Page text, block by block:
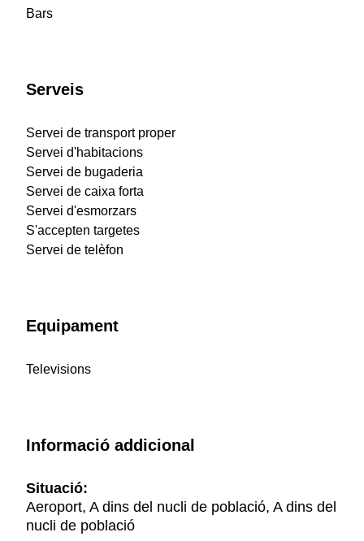
Bars
Serveis
Servei de transport proper
Servei d'habitacions
Servei de bugaderia
Servei de caixa forta
Servei d'esmorzars
S'accepten targetes
Servei de telèfon
Equipament
Televisions
Informació addicional
Situació:
Aeroport, A dins del nucli de població, A dins del
nucli de població